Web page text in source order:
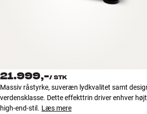
NYHEDER
TILBUD
21.999,-/ STK
Massiv råstyrke, suveræn lydkvalitet samt
verdensklasse. Dette effekttrin driver enhver
high-end-stil. Læs mere